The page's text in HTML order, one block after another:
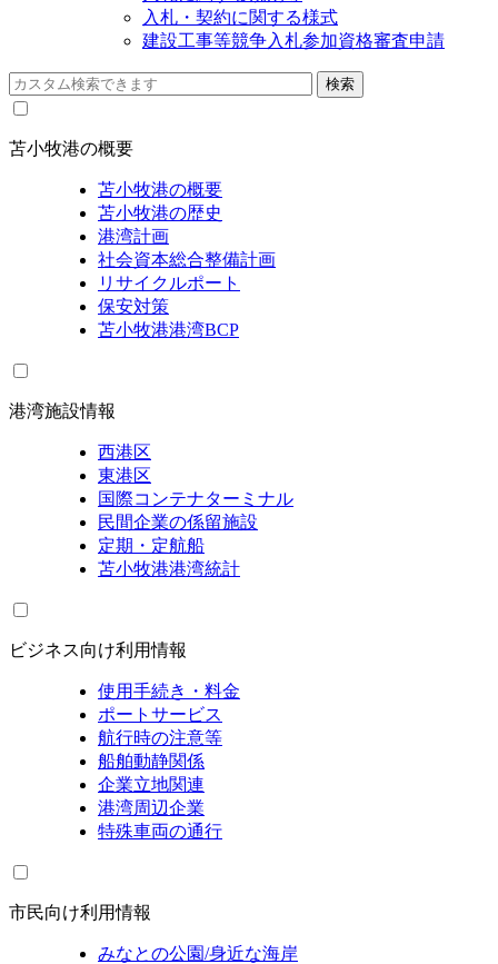
入札・契約に関する様式
建設工事等競争入札参加資格審査申請
苫小牧港の概要
苫小牧港の概要
苫小牧港の歴史
港湾計画
社会資本総合整備計画
リサイクルポート
保安対策
苫小牧港港湾BCP
港湾施設情報
西港区
東港区
国際コンテナターミナル
民間企業の係留施設
定期・定航船
苫小牧港港湾統計
ビジネス向け利用情報
使用手続き・料金
ポートサービス
航行時の注意等
船舶動静関係
企業立地関連
港湾周辺企業
特殊車両の通行
市民向け利用情報
みなとの公園/身近な海岸